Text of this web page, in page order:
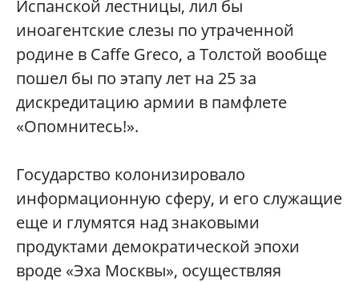
Испанской лестницы, лил бы
иноагентские слезы по утраченной
родине в Caffe Greco, а Толстой вообще
пошел бы по этапу лет на 25 за
дискредитацию армии в памфлете
«Опомнитесь!».
Государство колонизировало
информационную сферу, и его служащие
еще и глумятся над знаковыми
продуктами демократической эпохи
вроде «Эха Москвы», осуществляя